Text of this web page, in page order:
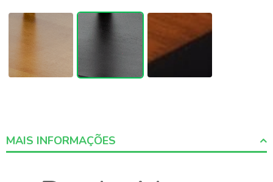
MAIS INFORMAÇÕES